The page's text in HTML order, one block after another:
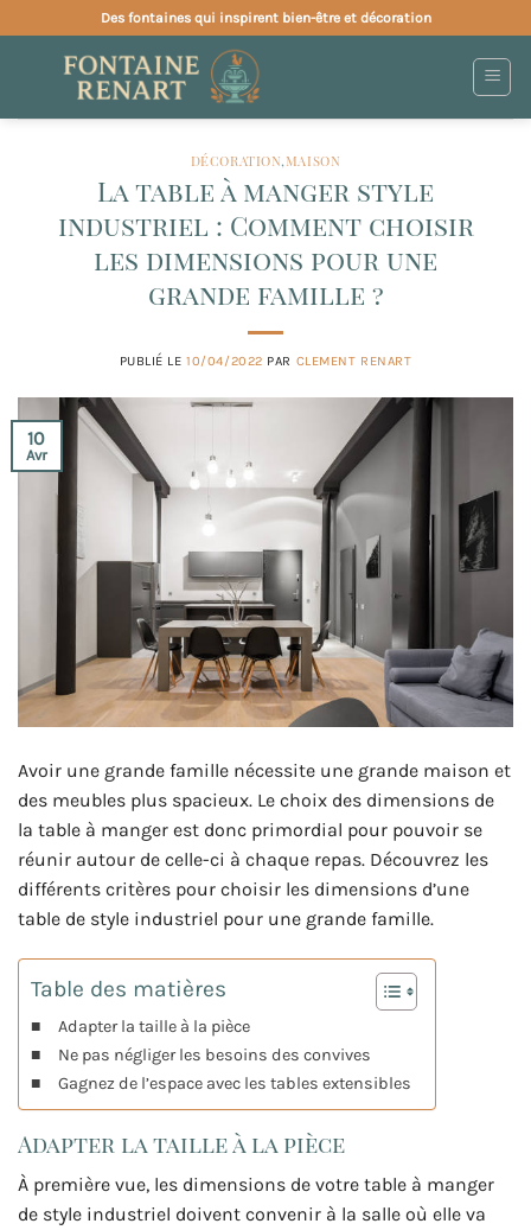
au
contenu
Des fontaines qui inspirent bien-être et décoration
DÉCORATION,MAISON
La table à manger style
industriel : Comment choisir
les dimensions pour une
grande famille ?
PUBLIÉ LE10/04/2022 PAR CLEMENT RENART
10
Avr
Avoir une grande famille nécessite une grande maison et
des meubles plus spacieux. Le choix des dimensions de
la table à manger est donc primordial pour pouvoir se
réunir autour de celle-ci à chaque repas. Découvrez les
différents critères pour choisir les dimensions d’une
table de style industriel pour une grande famille.
Table des matières
Adapter la taille à la pièce
Ne pas négliger les besoins des convives
Gagnez de l’espace avec les tables extensibles
Adapter la taille à la pièce
À première vue, les dimensions de votre table à manger
de style industriel doivent convenir à la salle où elle va